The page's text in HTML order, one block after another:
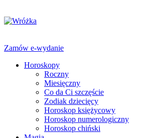
Zamów e-wydanie
Horoskopy
Roczny
Miesięczny
Co da Ci szczęście
Zodiak dziecięcy
Horoskop księżycowy
Horoskop numerologiczny
Horoskop chiński